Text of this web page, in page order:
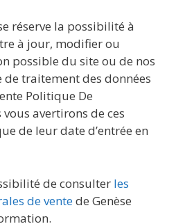
réserve la possibilité à
à jour, modifier ou
possible du site ou de nos
traitement des données
Politique De
avertirons de ces
de leur date d’entrée en
de consulter les
de ventede Genèse